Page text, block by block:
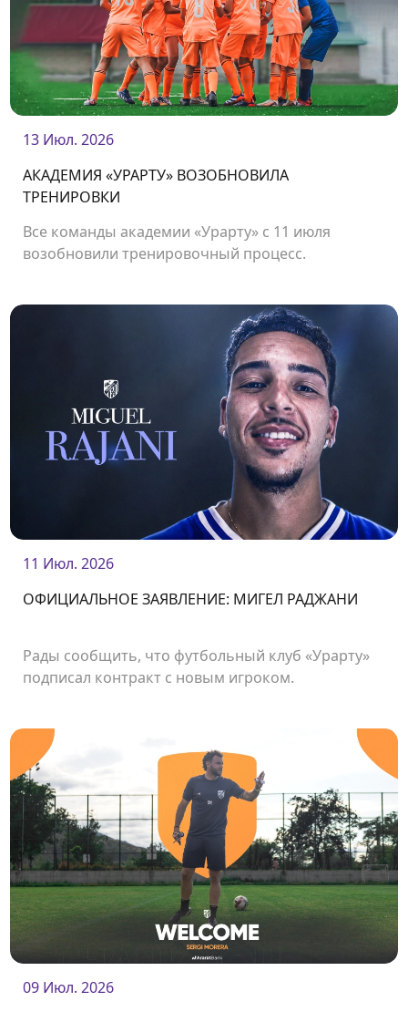
13 Июл. 2026
АКАДЕМИЯ «УРАРТУ» ВОЗОБНОВИЛА
ТРЕНИРОВКИ
Все команды академии «Урарту» с 11 июля
возобновили тренировочный процесс.
11 Июл. 2026
ОФИЦИАЛЬНОЕ ЗАЯВЛЕНИЕ: МИГЕЛ РАДЖАНИ
Рады сообщить, что футбольный клуб «Урарту»
подписал контракт с новым игроком.
09 Июл. 2026